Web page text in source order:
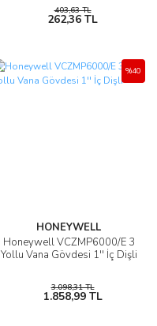
403,63 TL
262,36 TL
HONEYWELL
Honeywell VCZMP6000/E 3
Yollu Vana Gövdesi 1'' İç Dişli
%40
3.098,31 TL
1.858,99 TL